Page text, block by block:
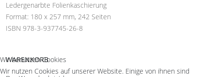
Ledergenarbte Folienkaschierung
Format: 180 x 257 mm, 242 Seiten
ISBN 978-3-937745-26-8
WARENKORB
Wir benutzen Cookies
Wir nutzen Cookies auf unserer Website. Einige von ihnen sind